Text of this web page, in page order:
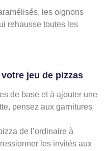
les oignons
rehausse toutes les
jeu de pizzas
de base et à ajouter une
pensez aux garnitures
de l’ordinaire à
les invités aux